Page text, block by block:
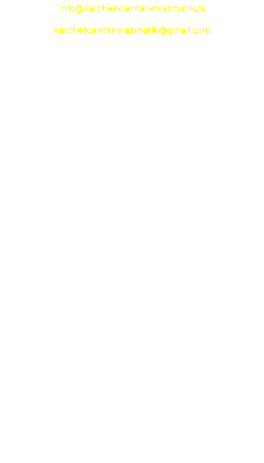
info@karcher-centar-mlazmatik.rs
karchercentarmlazmatik@gmail.com